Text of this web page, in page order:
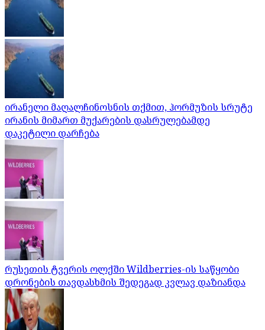
ირანელი მაღალჩინოსნის თქმით, ჰორმუზის სრუტე
ირანის მიმართ მუქარების დასრულებამდე
დაკეტილი დარჩება
რუსეთის ტვერის ოლქში Wildberries-ის საწყობი
დრონების თავდასხმის შედეგად კვლავ დაზიანდა